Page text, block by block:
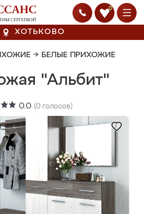
0
ХОТЬКОВО
→ БЕЛЫЕ ПРИХОЖИЕ
"Альбит"
0.0 (0 голосов)